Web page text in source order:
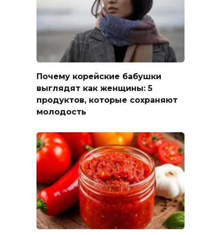
Почему корейские бабушки
выглядят как женщины: 5
продуктов, которые сохраняют
молодость